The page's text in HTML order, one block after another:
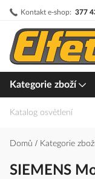
Kontakt e-shop: 377
Přejít
obsah
Kategorie zboží
Katalog osvětlení
Domů Kategorie zboží
SIEMENS